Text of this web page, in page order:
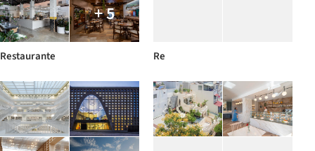
+ 5
Restaurante Re